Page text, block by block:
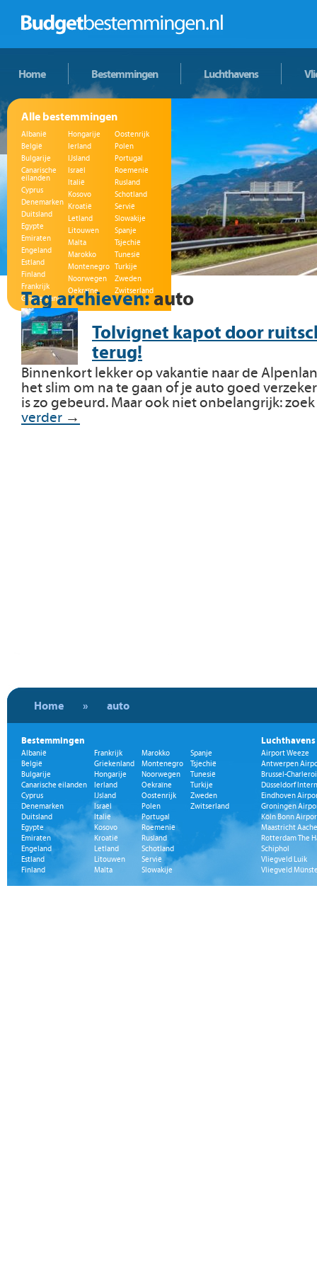
Home Bestemmingen Luchthavens
Alle bestemmingen
Albanië
België
Bulgarije
Canarische
eilanden
Cyprus
Denemarken
Duitsland
Egypte
Emiraten
Engeland
Estland
Finland
Frankrijk
Griekenland
Hongarije
Ierland
IJsland
Israël
Italië
Kosovo
Kroatië
Letland
Litouwen
Malta
Marokko
Montenegro
Noorwegen
Oekraïne
Oostenrijk
Polen
Portugal
Roemenië
Rusland
Schotland
Servië
Slowakije
Spanje
Tsjechië
Tunesië
Turkije
Zweden
Zwitserland
Tag archieven:auto
Tolvignet kapot door
terug!
Binnenkort lekker op vakantie naar de
het slim om na te gaan of je auto goed
is zo gebeurd. Maar ook niet onbelangrijk:
verder →
Home » auto
Bestemmingen
Albanië
België
Bulgarije
Canarische eilanden
Cyprus
Denemarken
Duitsland
Egypte
Emiraten
Engeland
Estland
Finland
Frankrijk
Griekenland
Hongarije
Ierland
IJsland
Israël
Italië
Kosovo
Kroatië
Letland
Litouwen
Malta
Marokko
Montenegro
Noorwegen
Oekraïne
Oostenrijk
Polen
Portugal
Roemenië
Rusland
Schotland
Servië
Slowakije
Spanje
Tsjechië
Tunesië
Turkije
Zweden
Zwitserland
Luchthavens
Airport Weeze
Antwerpen
Brussel-
Düsseldorf
Eindhoven
Groningen
Köln Bonn
Maastricht
Rotterdam The
Schiphol
Vliegveld Luik
Vliegveld